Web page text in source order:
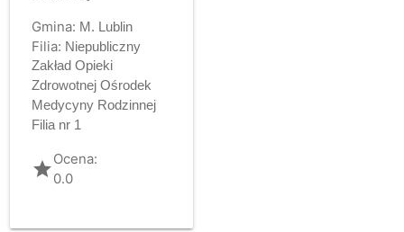
Gmina: M. Lublin
Filia: Niepubliczny
Zakład Opieki
Zdrowotnej Ośrodek
Medycyny Rodzinnej
Filia nr 1
gradeOcena:
0.0